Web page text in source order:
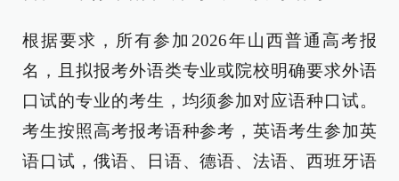
根据要求，所有参加2026年山西普通高考报
名，且拟报考外语类专业或院校明确要求外语
口试的专业的考生，均须参加对应语种口试。
考生按照高考报考语种参考，英语考生参加英
语口试，俄语、日语、德语、法语、西班牙语